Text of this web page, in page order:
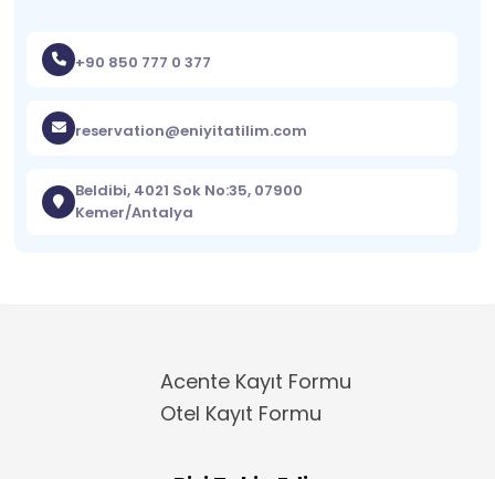
+90 850 777 0 377
reservation@eniyitatilim.com
Beldibi, 4021 Sok No:35, 07900
Kemer/Antalya
Acente Kayıt Formu
Otel Kayıt Formu